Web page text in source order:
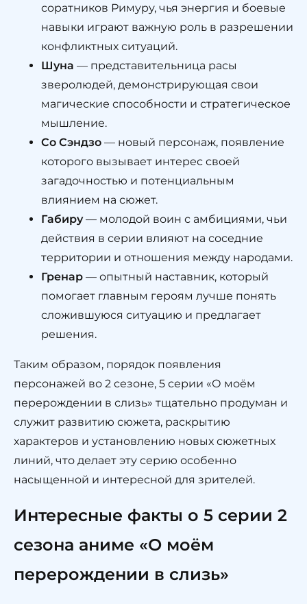
соратников Римуру, чья энергия и боевые
навыки играют важную роль в разрешении
конфликтных ситуаций.
Шуна — представительница расы
зверолюдей, демонстрирующая свои
магические способности и стратегическое
мышление.
Со Сэндзо — новый персонаж, появление
которого вызывает интерес своей
загадочностью и потенциальным
влиянием на сюжет.
Габиру— молодой воин с амбициями, чьи
действия в серии влияют на соседние
территории и отношения между народами.
Гренар — опытный наставник, который
помогает главным героям лучше понять
сложившуюся ситуацию и предлагает
решения.
Таким образом, порядок появления
персонажей во 2 сезоне, 5 серии «О моём
перерождении в слизь» тщательно продуман и
служит развитию сюжета, раскрытию
характеров и установлению новых сюжетных
линий, что делает эту серию особенно
насыщенной и интересной для зрителей.
Интересные факты о 5 серии 2
сезона аниме «О моём
перерождении в слизь»